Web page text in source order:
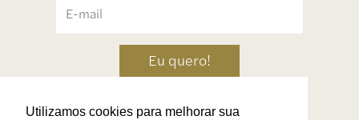
Utilizamos cookies para melhorar sua
Eu quero!